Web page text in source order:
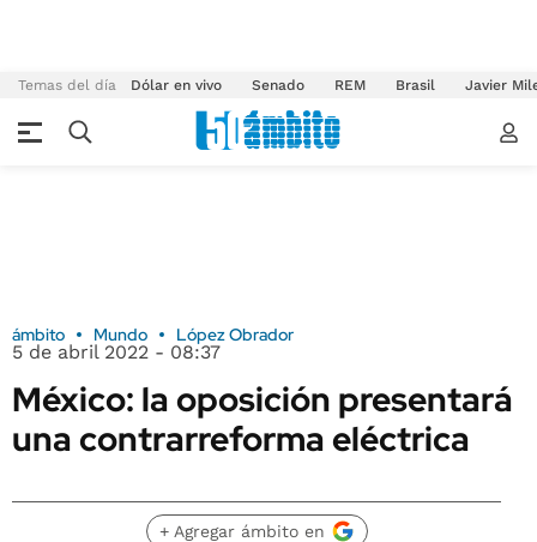
Temas del día Dólar en vivo Senado REM Brasil Javier
ámbito Mundo López Obrador
5 de abril 2022 - 08:37
México: la oposición presentará
una contrarreforma eléctrica
+ Agregar ámbito en